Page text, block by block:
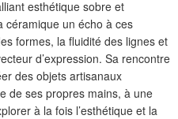
esthétique sobre et
céramique un écho à ces
formes, la fluidité des lignes et
d’expression. Sa rencontre
des objets artisanaux
de ses propres mains, à une
à la fois l’esthétique et la